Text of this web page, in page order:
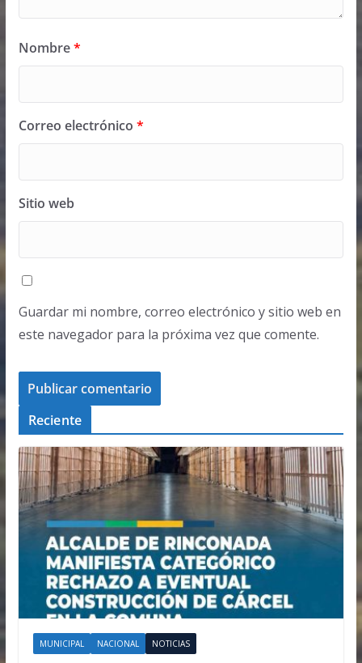
Nombre*
Correo electrónico *
Sitio web
Guardar mi nombre, correo electrónico y sitio web en
este navegador para la próxima vez que comente.
Reciente
MUNICIPAL NACIONAL NOTICIAS